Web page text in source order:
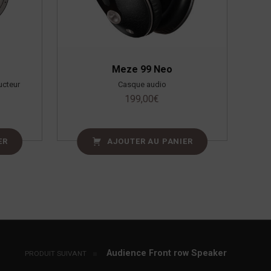
Meze 99 Neo
Casque audio
199,00€
AJOUTER AU PANIER
PRODUIT SUIVANT Audience Front row Speaker